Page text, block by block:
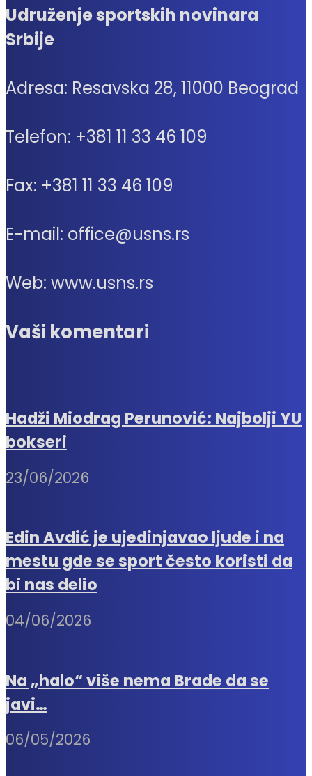
Udruženje sportskih novinara
Srbije
Adresa: Resavska 28, 11000 Beograd
Telefon: +381 11 33 46 109
Fax: +381 11 33 46 109
E-mail: office@usns.rs
Web: www.usns.rs
Vaši komentari
Hadži Miodrag Perunović: Najbolji YU
bokseri
23/06/2026
Edin Avdić je ujedinjavao ljude i na
mestu gde se sport često koristi da
bi nas delio
04/06/2026
Na „halo“ više nema Brade da se
javi…
06/05/2026